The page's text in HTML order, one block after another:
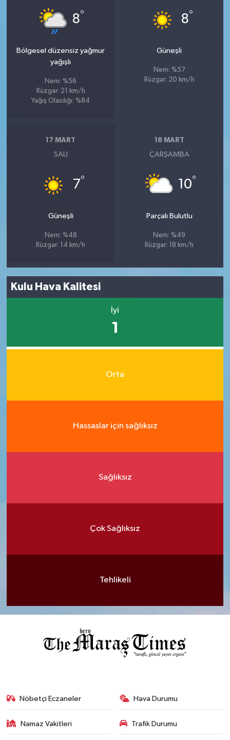
8°
Bölgesel düzensiz yağmur
yağışlı
Nem: %56
Rüzgar: 21 km/h
Yağış Olasılığı: %84
8°
Güneşli
Nem: %57
Rüzgar: 20 km/h
17 MART
SALI
7°
Güneşli
Nem: %48
Rüzgar: 14 km/h
18 MART
ÇARŞAMBA
10°
Parçalı Bulutlu
Nem: %49
Rüzgar: 18 km/h
Kulu Hava Kalitesi
İyi
1
Orta
Hassaslar için sağlıksız
Sağlıksız
Çok Sağlıksız
Tehlikeli
Nöbetçi Eczaneler Hava Durumu
Namaz Vakitleri Trafik Durumu